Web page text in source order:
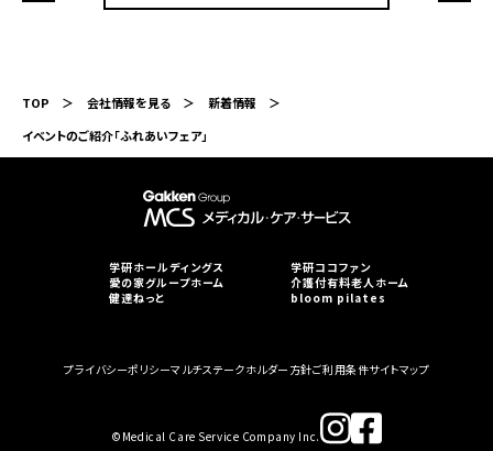
TOP 会社情報を見る
新着情報
イベントのご紹介「ふれあいフェア」
学研ホールディングス
学研ココファン
愛の家グループホーム
介護付有料老人ホーム
健達ねっと
bloom pilates
プライバシーポリシーマルチステークホルダー方針ご利用条件サイトマップ
©︎Medical Care Service Company Inc.